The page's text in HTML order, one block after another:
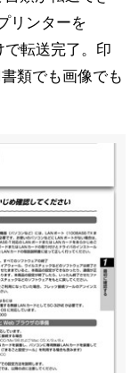
リンターを
転送完了。印
類でも画像でも